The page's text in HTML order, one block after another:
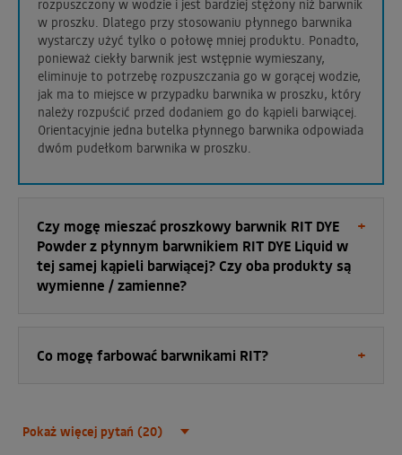
rozpuszczony w wodzie i jest bardziej stężony niż barwnik
w proszku. Dlatego przy stosowaniu płynnego barwnika
wystarczy użyć tylko o połowę mniej produktu. Ponadto,
ponieważ ciekły barwnik jest wstępnie wymieszany,
eliminuje to potrzebę rozpuszczania go w gorącej wodzie,
jak ma to miejsce w przypadku barwnika w proszku, który
należy rozpuścić przed dodaniem go do kąpieli barwiącej.
Orientacyjnie jedna butelka płynnego barwnika odpowiada
dwóm pudełkom barwnika w proszku.
Czy mogę mieszać proszkowy barwnik RIT DYE
Powder z płynnym barwnikiem RIT DYE Liquid w
tej samej kąpieli barwiącej? Czy oba produkty są
wymienne / zamienne?
Co mogę farbować barwnikami RIT?
Pokaż więcej pytań (20)